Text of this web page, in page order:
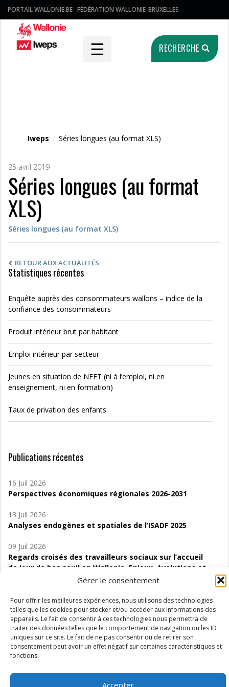
Gérer le consentement
Pour offrir les meilleures expériences, nous utilisons des technologies
telles que les cookies pour stocker et/ou accéder aux informations des
appareils. Le fait de consentir à ces technologies nous permettra de
traiter des données telles que le comportement de navigation ou les ID
uniques sur ce site. Le fait de ne pas consentir ou de retirer son
consentement peut avoir un effet négatif sur certaines caractéristiques et
fonctions.
Accepter
PORTAIL WALLONIE.BE FÉDÉRATION WALLONIE-BRUXELLES
☰ RECHERCHE
Iweps / Séries longues (au format XLS)
25 avril 2019
Séries longues (au format
XLS)
Séries longues (au format XLS)
RETOUR AUX ACTUALITÉS
Statistiques récentes
Enquête auprès des consommateurs wallons – indice de la
confiance des consommateurs
Produit intérieur brut par habitant
Emploi intérieur par secteur
Jeunes en situation de NEET (ni à l’emploi, ni en
enseignement, ni en formation)
Taux de privation des enfants
Publications récentes
16 Juil 2026
Perspectives économiques régionales 2026-2031
13 Juil 2026
Analyses endogènes et spatiales de l’ISADF 2025
09 Juil 2026
Regards croisés des travailleurs sociaux sur l’accueil
de jour de bas seuil en Wallonie. Enjeux, évolutions et
06 Juil 2026
Étude d’évaluabilité des Structures
d’accompagnement à l’autocréation d’emploi (SAACE)
01 Juil 2026
Pénurie du personnel infirmier :quels indicateurs
Wallonie ?